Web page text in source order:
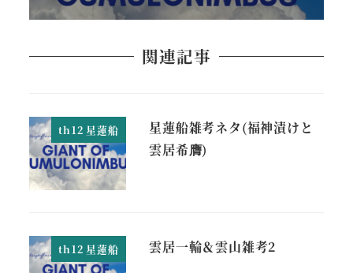
関連記事
th12 星蓮船
星蓮船雑考ネタ(福神漬けと
雲居希膺)
th12 星蓮船 雲居一輪＆雲山雑考2